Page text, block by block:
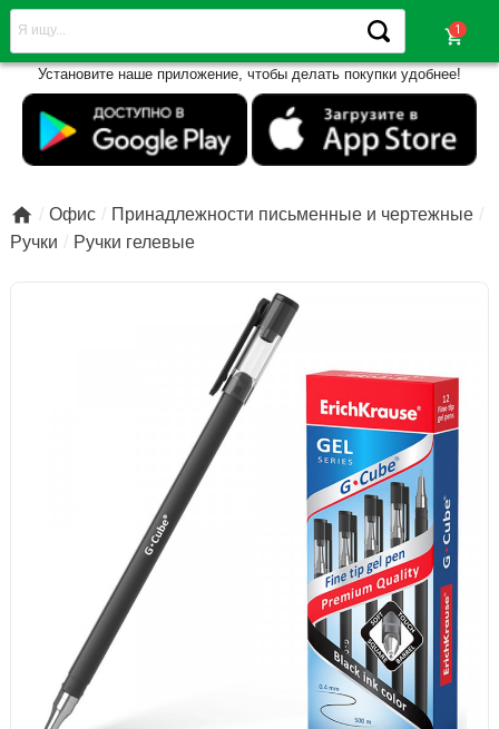
shopping_cart
Установите наше приложение, чтобы делать покупки удобнее!
 Офис
Принадлежности письменные и чертежные
Ручки
Ручки гелевые